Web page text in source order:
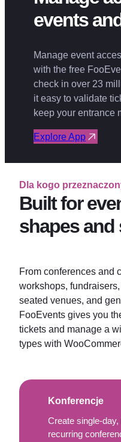
events
Manage event
with the free
check in over 23
it easy to validate
keep your entrance
Explore App
Dla kogo
Built for
shapes and
From conferences and
workshops, fundraisers,
seated venues, and
FooEvents gives you
tickets and manage a
types with
Konferencje
Create single-
recurring